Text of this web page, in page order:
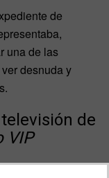
de
una de las
desnuda y
de
VIP
y después de